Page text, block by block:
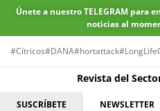
Únete a nuestro TELEGRAM para
noticias al
#Cítricos#DANA#hortattack
Revista del
SUSCRÍBETE NEWSLETTER